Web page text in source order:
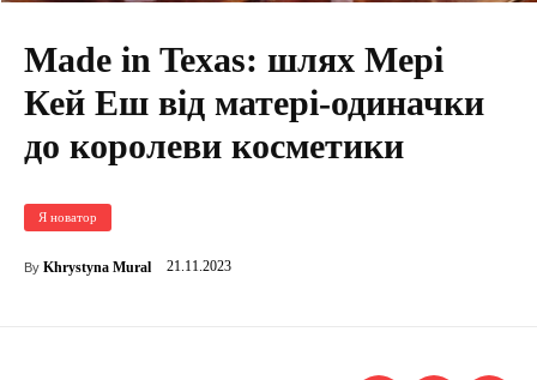
Made in Texas: шлях Мері
Кей Еш від матері-одиначки
до королеви косметики
Я новатор
By Khrystyna Mural 21.11.2023